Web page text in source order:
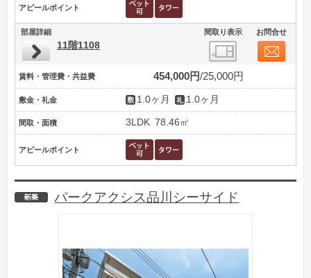
アピールポイント
部屋詳細 間取り表示 お問合せ
11階1108
賃料・管理費・共益費 454,000円 25,000円
敷金・礼金 1.0ヶ月 1.0ヶ月
間取・面積 3LDK 78.46㎡
アピールポイント
新築
パークアクシス品川シーサイド